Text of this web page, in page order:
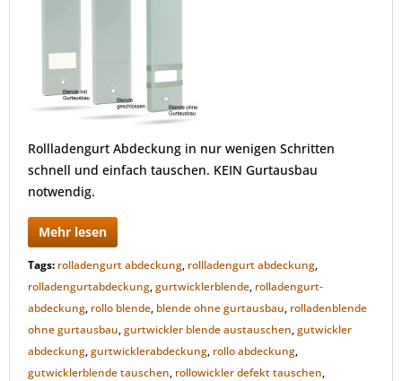
Rollladengurt Abdeckung in nur wenigen Schritten
schnell und einfach tauschen. KEIN Gurtausbau
notwendig.
Mehr lesen
Tags: rolladengurt abdeckung, rollladengurt abdeckung,
rolladengurtabdeckung,gurtwicklerblende, rolladengurt-
abdeckung, rollo blende, blende ohne gurtausbau, rolladenblende
ohne gurtausbau,gurtwickler blende austauschen,gutwickler
abdeckung,gurtwicklerabdeckung, rollo abdeckung,
gutwicklerblende tauschen, rollowickler defekt tauschen,